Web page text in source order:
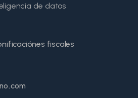
de datos
fiscales